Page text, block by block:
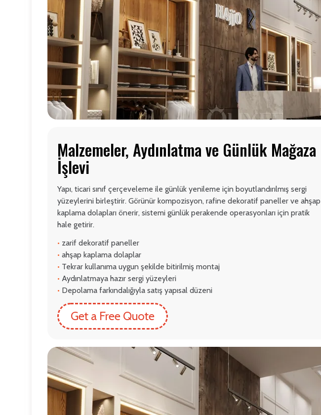
Malzemeler, Aydınlatma ve Günlük Mağaza
İşlevi
Yapı, ticari sınıf çerçeveleme ile günlük yenileme için boyutlandırılmış sergi
yüzeylerini birleştirir. Görünür kompozisyon, rafine dekoratif paneller ve ahşap
kaplama dolapları önerir, sistemi günlük perakende operasyonları için pratik
hale getirir.
• zarif dekoratif paneller
• ahşap kaplama dolaplar
• Tekrar kullanıma uygun şekilde bitirilmiş montaj
• Aydınlatmaya hazır sergi yüzeyleri
• Depolama farkındalığıyla satış yapısal düzeni
Get a Free Quote